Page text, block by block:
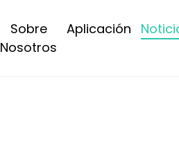
Sobre
Nosotros
Aplicación